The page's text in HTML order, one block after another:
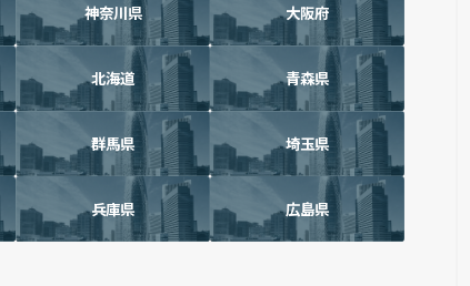
神奈川県 大阪府
北海道 青森県
群馬県 埼玉県
兵庫県 広島県